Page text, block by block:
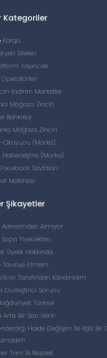
Kategoriler
Kargo
Siteleri
Yayıncılık
Operatörleri
İndirim Marketler
Mağaza Zinciri
Bankalar
Mağaza Zinciri
Okuyucu (Marka)
(Marka)
Sayfaları
Makinesi
Şikayetler
Almıyor
Yiyecektim
Üyelik Hakkında
Etmem
Tarafından Kandırıldım
Düzleştirici Sorunu
Türksel
Artık Bir Son Verin
Halde Değişim Ile Ilgili Bir
Tam Bı Rezalet